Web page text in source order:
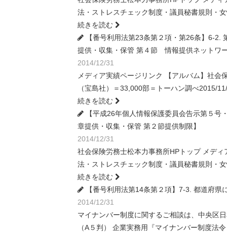
法・ストレスチェック制度・議員秘書規則・
続きを読む
【番号利用法第23条第２項・第26条】6-2.
提供・収集・保管 第４節 情報提供ネットワ
2014/12/31
メディア実績ページリンク 【アルバム】社
（宝島社）＝33,000部＝トーハン調べ2015/
続きを読む
【平成26年個人情報保護委員会告示第５
章提供・収集・保管 第２節提供制限】
2014/12/31
社会保険労務士松本力事務所HPトップ メデ
法・ストレスチェック制度・議員秘書規則
続きを読む
【番号利用法第14条第２項】7-3. 都道府
2014/12/31
マイナンバー制度に関するご相談は、中央区
（A５判） 企業実務用『マイナンバー制度